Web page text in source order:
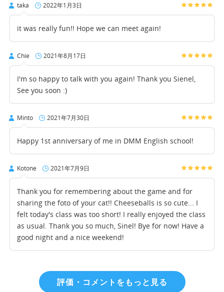
taka 2022年1月3日
it was really fun!! Hope we can meet again!
Chie 2021年8月17日
I'm so happy to talk with you again! Thank you Sienel,
See you soon :)
Minto 2021年7月30日
Happy 1st anniversary of me in DMM English school!
Kotone 2021年7月9日
Thank you for remembering about the game and for
sharing the foto of your cat!! Cheeseballs is so cute... I
felt today's class was too short! I really enjoyed the class
as usual. Thank you so much, Sinel! Bye for now! Have a
good night and a nice weekend!
評価・コメントをもっと見る